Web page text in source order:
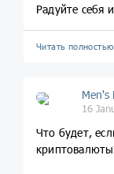
Радуйте себя
Читать
Men's
16
Что будет,